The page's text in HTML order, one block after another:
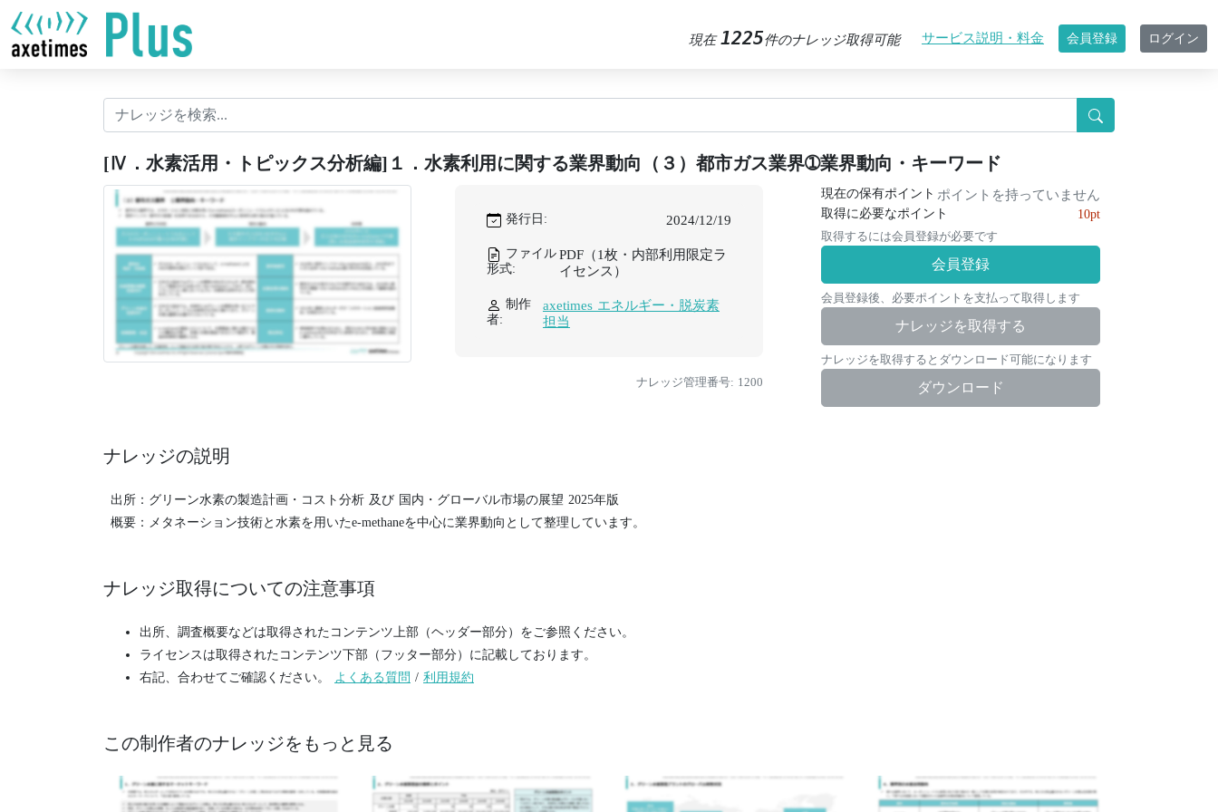
現在1225件のナレッジ取得可能 サービス説明・料金 会員登録 ログイン
[Ⅳ．水素活用・トピックス分析編]１．水素利用に関する業界動向（３）都市ガス業界➀業界動向・キーワード
発行日: 2024/12/19
ファイル
形式:
PDF（1枚・内部利用限定ラ
イセンス）
制作
者:
axetimes エネルギー・脱炭素
担当
ナレッジ管理番号: 1200
現在の保有ポイント ポイントを持っていません
取得に必要なポイント
10pt
取得するには会員登録が必要です
会員登録
会員登録後、必要ポイントを支払って取得します
ナレッジを取得する
ナレッジを取得するとダウンロード可能になります
ダウンロード
ナレッジの説明
出所：グリーン水素の製造計画・コスト分析 及び 国内・グローバル市場の展望 2025年版
概要：メタネーション技術と水素を用いたe-methaneを中心に業界動向として整理しています。
ナレッジ取得についての注意事項
出所、調査概要などは取得されたコンテンツ上部（ヘッダー部分）をご参照ください。
ライセンスは取得されたコンテンツ下部（フッター部分）に記載しております。
右記、合わせてご確認ください。 よくある質問 / 利用規約
この制作者のナレッジをもっと見る